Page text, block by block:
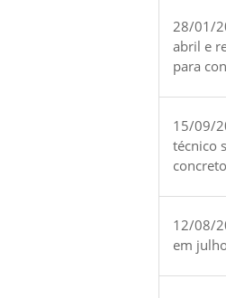
28/01/
abril e
para
15/09/
técnico
12/08/
em